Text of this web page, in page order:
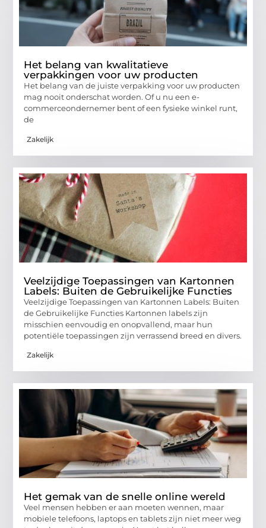
Het belang van kwalitatieve
verpakkingen voor uw producten
Het belang van de juiste verpakking voor uw producten
mag nooit onderschat worden. Of u nu een e-
commerceondernemer bent of een fysieke winkel runt,
de
Zakelijk
Veelzijdige Toepassingen van Kartonnen
Labels: Buiten de Gebruikelijke Functies
Veelzijdige Toepassingen van Kartonnen Labels: Buiten
de Gebruikelijke Functies Kartonnen labels zijn
misschien eenvoudig en onopvallend, maar hun
potentiële toepassingen zijn verrassend breed en divers.
Zakelijk
Het gemak van de snelle online wereld
Veel mensen hebben er aan moeten wennen, maar
mobiele telefoons, laptops en tablets zijn niet meer weg